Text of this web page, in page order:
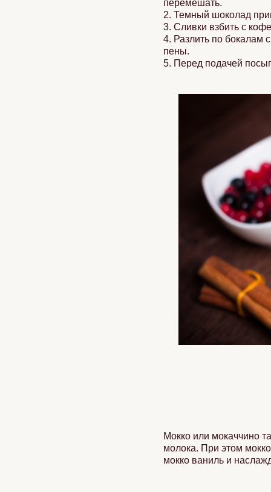
перемешать.
2. Темный шоколад
3. Сливки взбить с
4. Разлить по бокалам
пены.
5. Перед подачей
Мокко или мокаччино
молока. При этом
мокко ваниль и